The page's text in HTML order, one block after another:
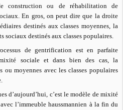
construction ou de réhabilitation de
En gros, on peut dire que la droite
destinés aux classes moyennes, la
sociaux destinés aux classes populaires.
de gentrification est en parfaite
sociale et dans bien des cas, la
ou moyennes avec les classes populaires
d’aujourd’hui, c’est le modèle de mixité
l’immeuble haussmannien à la fin du